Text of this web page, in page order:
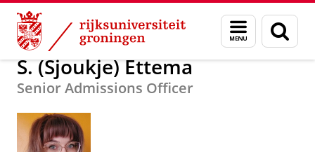
Skip
Content
Skip
Navigation
Menu
en
zoeken
Over ons S. (Sjoukje) Ettema
S. (Sjoukje) Ettema
Senior Admissions Officer